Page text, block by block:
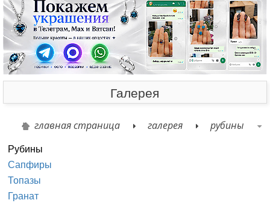
Галерея
главная страница галерея рубины
Рубины
Сапфиры
Топазы
Гранат